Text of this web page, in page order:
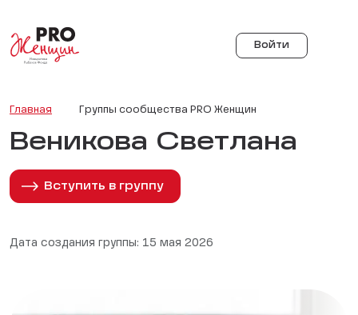
Войти
Главная Группы сообщества PRO Женщин
Веникова Светлана
Вступить в группу
Дата создания группы: 15 мая 2026